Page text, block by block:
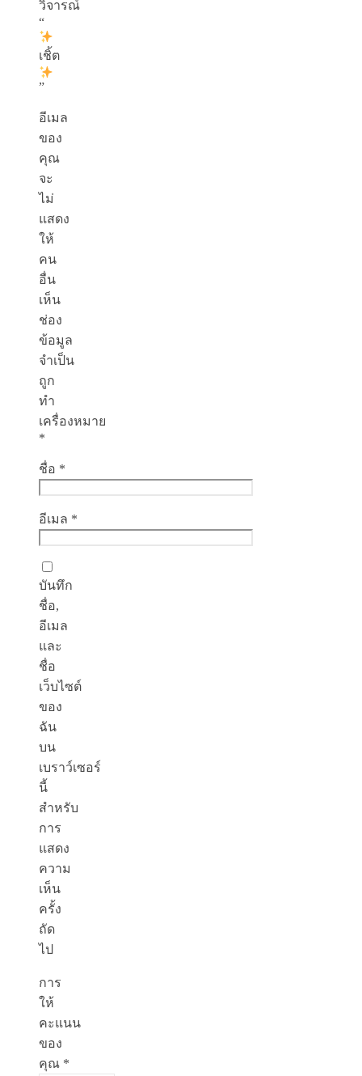
วิจารณ์
“
เชิ้ต
”
อีเมล
ของ
คุณ
จะ
ไม่
แสดง
ให้
คน
อื่น
เห็น
ช่อง
ข้อมูล
จำเป็น
ถูก
ทำ
เครื่องหมาย
*
ชื่อ *
อีเมล *
บันทึก
ชื่อ,
อีเมล
และ
ชื่อ
เว็บไซต์
ของ
ฉัน
บน
เบราว์เซอร์
นี้
สำหรับ
การ
แสดง
ความ
เห็น
ครั้ง
ถัด
ไป
การ
ให้
คะแนน
ของ
คุณ *